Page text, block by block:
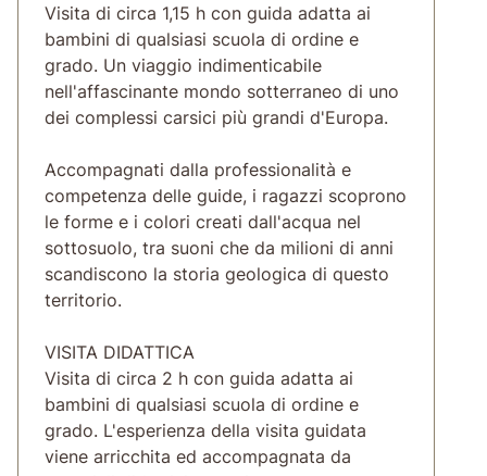
Visita di circa 1,15 h con guida adatta ai
bambini di qualsiasi scuola di ordine e
grado. Un viaggio indimenticabile
nell'affascinante mondo sotterraneo di uno
dei complessi carsici più grandi d'Europa.
Accompagnati dalla professionalità e
competenza delle guide, i ragazzi scoprono
le forme e i colori creati dall'acqua nel
sottosuolo, tra suoni che da milioni di anni
scandiscono la storia geologica di questo
territorio.
VISITA DIDATTICA
Visita di circa 2 h con guida adatta ai
bambini di qualsiasi scuola di ordine e
grado. L'esperienza della visita guidata
viene arricchita ed accompagnata da